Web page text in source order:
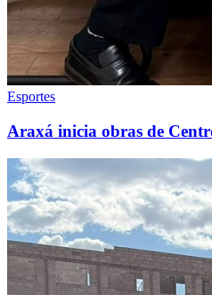
Esportes
Araxá inicia obras de